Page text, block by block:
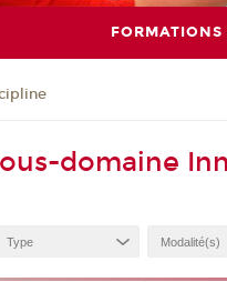
FORMATIONS
domaine